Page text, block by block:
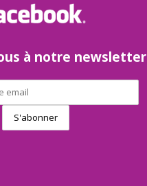
à notre newsletter